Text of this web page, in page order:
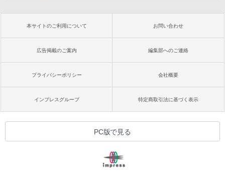
本サイトのご利用について お問い合わせ
広告掲載のご案内 編集部へのご連絡
プライバシーポリシー 会社概要
インプレスグループ 特定商取引法に基づく表示
PC版で見る